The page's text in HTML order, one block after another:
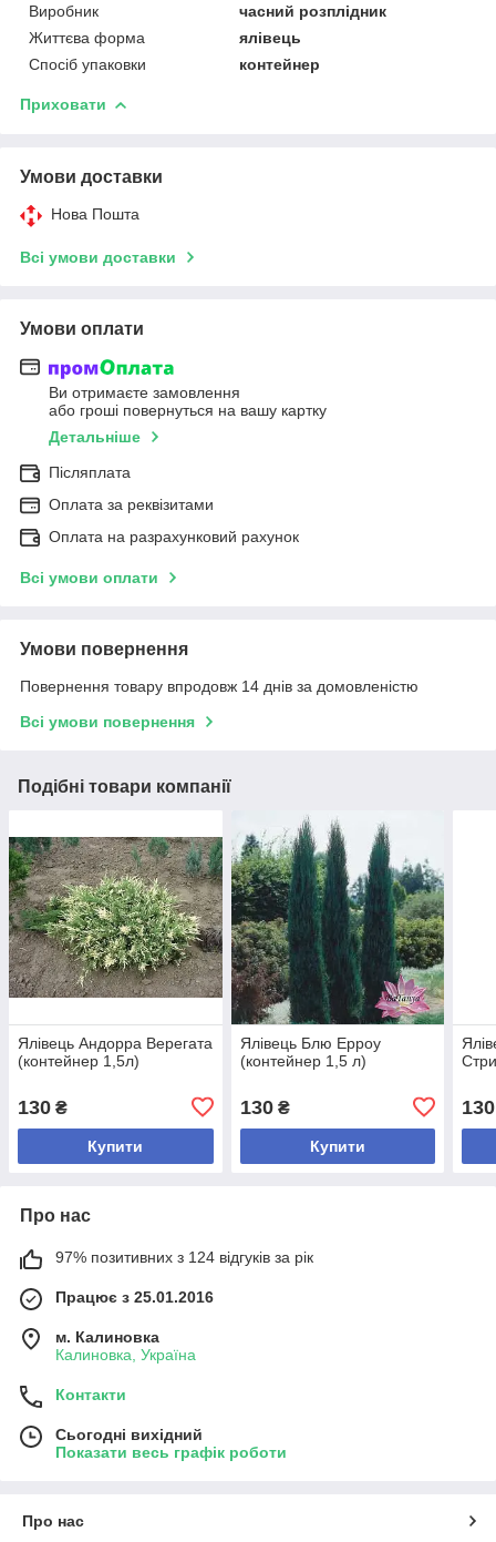
Виробник
часний розплідник
Життєва форма
ялівець
Спосіб упаковки
контейнер
Приховати
Умови доставки
Нова Пошта
Всі умови доставки
Умови оплати
Ви отримаєте замовлення
або гроші повернуться на вашу картку
Детальніше
Післяплата
Оплата за реквізитами
Оплата на разрахунковий рахунок
Всі умови оплати
Умови повернення
Повернення товару впродовж 14 днів за домовленістю
Всі умови повернення
Подібні товари компанії
Ялівець Андорра Верегата
(контейнер 1,5л)
130 ₴
Купити
Ялівець Блю Ерроу
(контейнер 1,5 л)
130₴
Купити
130
Про нас
97% позитивних з 124 відгуків за рік
Працює з 25.01.2016
м. Калиновка
Калиновка, Україна
Контакти
Сьогодні вихідний
Показати весь графік роботи
Про нас